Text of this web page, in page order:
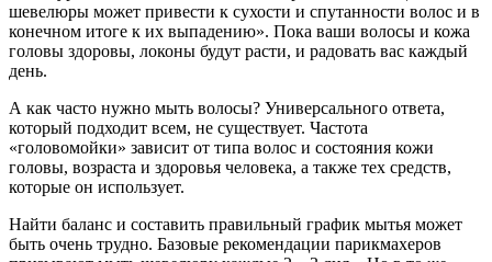
шевелюры может привести к сухости и спутанности волос и в
конечном итоге к их выпадению». Пока ваши волосы и кожа
головы здоровы, локоны будут расти, и радовать вас каждый
день.
А как часто нужно мыть волосы? Универсального ответа,
который подходит всем, не существует. Частота
«головомойки» зависит от типа волос и состояния кожи
головы, возраста и здоровья человека, а также тех средств,
которые он использует.
Найти баланс и составить правильный график мытья может
быть очень трудно. Базовые рекомендации парикмахеров